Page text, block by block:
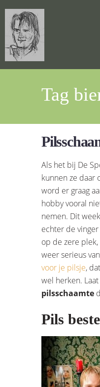
Tag
Als het bij De
kunnen ze daar
word er graag
hobby vooral
nemen. Dit
echter de
op de zere
weer serieus
voor je pilsje,
wel herken. Laat
pilsschaamte
Pils